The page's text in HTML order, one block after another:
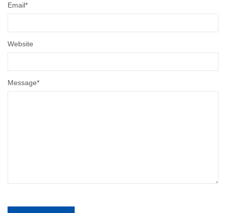
Message*
Email*
Website